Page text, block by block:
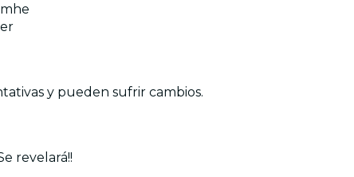
y pueden sufrir cambios.
revelará!!